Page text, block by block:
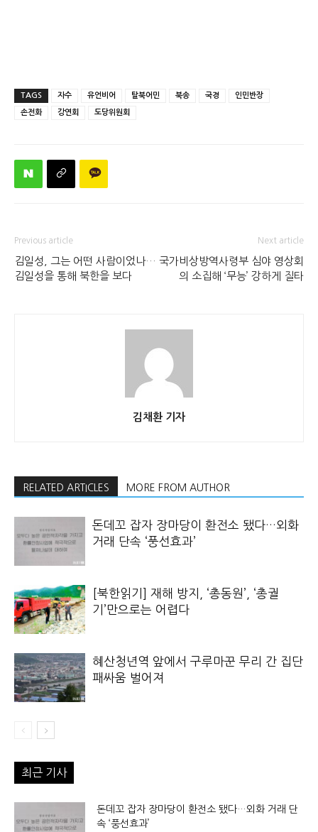
TAGS 자수 유언비어 탈북어민 북송 국경 인민반장
손전화 강연회 도당위원회
Previous article
김일성, 그는 어떤 사람이었나…
김일성을 통해 북한을 보다
Next article
국가비상방역사령부 심야 영상회
의 소집해 ‘무능’ 강하게 질타
김채환 기자
RELATED ARTICLES MORE FROM AUTHOR
돈데꼬 잡자 장마당이 환전소 됐다…외화
거래 단속 ‘풍선효과’
[북한읽기] 재해 방지, ‘총동원’, ‘총궐
기’만으로는 어렵다
혜산청년역 앞에서 구루마꾼 무리 간 집단
패싸움 벌어져
최근 기사
돈데꼬 잡자 장마당이 환전소 됐다…외화 거래 단
속 ‘풍선효과’